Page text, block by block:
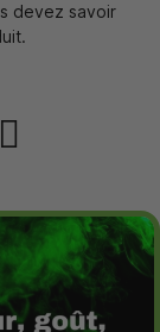
devez savoir